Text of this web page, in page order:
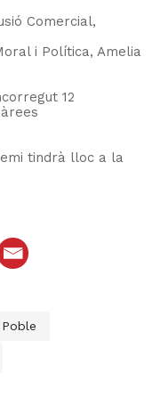
Comercial,
i Política, Amelia
12
tindrà lloc a la